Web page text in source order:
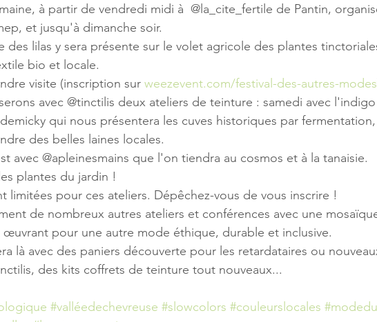
à partir de vendredi midi à  @la_cite_fertile de Pantin,
et jusqu'à dimanche soir.
des lilas y sera présente sur le volet agricole des plantes
bio et locale.
visite (inscription sur weezevent.com/festival-des-autres-modes
avec @tinctilis deux ateliers de teinture : samedi avec
qui nous présentera les cuves historiques par
des belles laines locales.
avec @apleinesmains que l'on tiendra au cosmos et à la tanaisie.
plantes du jardin !
limitées pour ces ateliers. Dépêchez-vous de vous inscrire !
de nombreux autres ateliers et conférences avec une
pour une autre mode éthique, durable et inclusive.
là avec des paniers découverte pour les retardataires ou
des kits coffrets de teinture tout nouveaux...
#valléedechevreuse #slowcolors #couleurslocales